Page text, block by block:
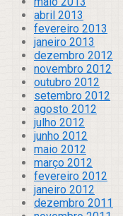
abril 2013
fevereiro 2013
janeiro 2013
dezembro 2012
novembro 2012
outubro 2012
setembro 2012
agosto 2012
julho 2012
junho 2012
maio 2012
março 2012
fevereiro 2012
janeiro 2012
dezembro 2011